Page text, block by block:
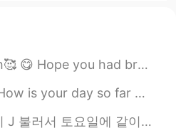
and remember to have a great day. A smile on your fac...
you are enjoying you “belly button day “ or “hum...
요일이 J 결혼식 날이잖아 아빠: 아 맞다~ 그래도 신랑도 축구는 볼 시간 있겠지? 낮에...